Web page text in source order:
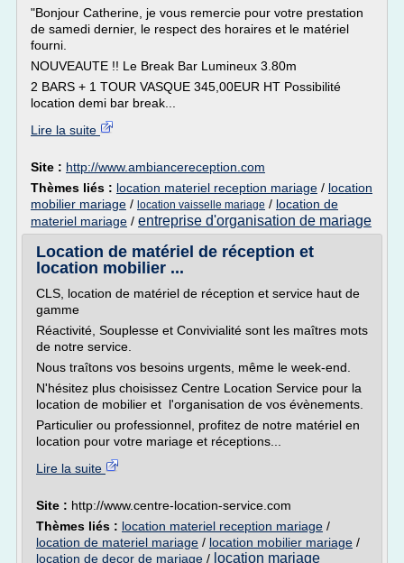
"Bonjour Catherine, je vous remercie pour votre prestation
de samedi dernier, le respect des horaires et le matériel
fourni.
NOUVEAUTE !! Le Break Bar Lumineux 3.80m
2 BARS + 1 TOUR VASQUE 345,00EUR HT Possibilité
location demi bar break...
Lire la suite
Site : http://www.ambiancereception.com
Thèmes liés : location materiel reception mariage / location
mobilier mariage / location vaisselle mariage / location de
materiel mariage / entreprise d'organisation de mariage
Location de matériel de réception et
location mobilier ...
CLS, location de matériel de réception et service haut de
gamme
Réactivité, Souplesse et Convivialité sont les maîtres mots
de notre service.
Nous traîtons vos besoins urgents, même le week-end.
N'hésitez plus choisissez Centre Location Service pour la
location de mobilier et l'organisation de vos évènements.
Particulier ou professionnel, profitez de notre matériel en
location pour votre mariage et réceptions...
Lire la suite
Site : http://www.centre-location-service.com
Thèmes liés : location materiel reception mariage /
location de materiel mariage / location mobilier mariage /
location de decor de mariage / location mariage